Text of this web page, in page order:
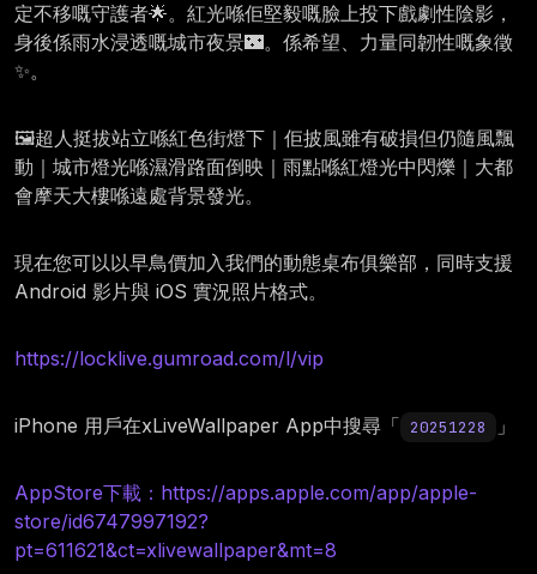
定不移嘅守護者🌟。紅光喺佢堅毅嘅臉上投下戲劇性陰影，
身後係雨水浸透嘅城市夜景🌃。係希望、力量同韌性嘅象徵
✨。
🖼️超人挺拔站立喺紅色街燈下｜佢披風雖有破損但仍隨風飄
動｜城市燈光喺濕滑路面倒映｜雨點喺紅燈光中閃爍｜大都
會摩天大樓喺遠處背景發光。
現在您可以以早鳥價加入我們的動態桌布俱樂部，同時支援
Android 影片與 iOS 實況照片格式。
https://locklive.gumroad.com/l/vip
iPhone 用戶在xLiveWallpaper App中搜尋「 20251228 」
AppStore下載：https://apps.apple.com/app/apple-
store/id6747997192?
pt=611621&ct=xlivewallpaper&mt=8